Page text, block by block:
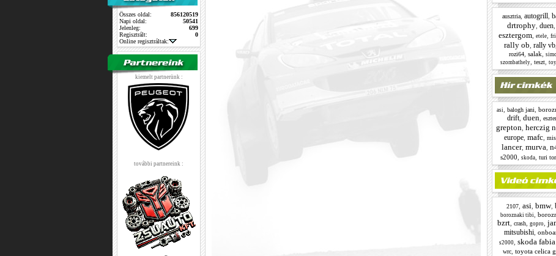
Összes oldal:
856120519
Napi oldal:
50541
Jelenleg:
699
Regisztrált:
0
Online regisztráltak:
kiemelt partnerünk :
további partnereink :
ausztria autogrill
drtrophy duen
esztergom etele
rally ob rally vb
rozi64 salak
szombathely teszt
asi balogh jani
drift duen
grepton herczig
europe, mafc,
lancer, murva
s2000
skoda turi
2107 asi bmw,
boroznaki tibi
bzrt crash gopro
mitsubishi
s2000 skoda
wrc toyota celica